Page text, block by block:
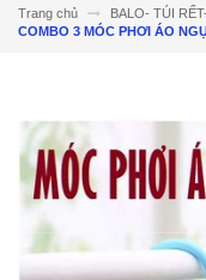
Trang chủ
BALO- TÚI
COMBO 3 MÓC PHƠI ÁO